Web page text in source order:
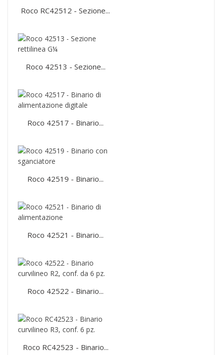
Roco RC42512 - Sezione...
Roco 42513 - Sezione...
Roco 42517 - Binario...
Roco 42519 - Binario...
Roco 42521 - Binario...
Roco 42522 - Binario...
Roco RC42523 - Binario...